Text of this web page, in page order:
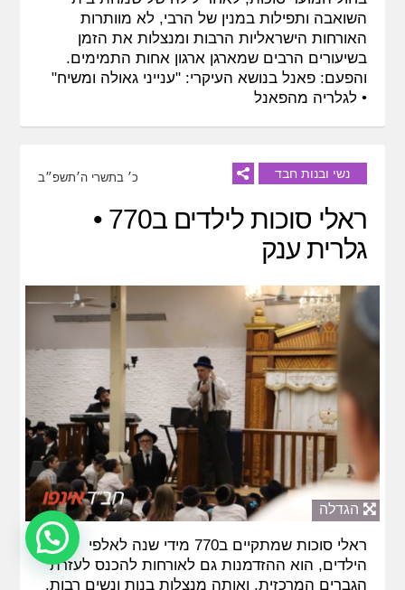
השואבה ותפילות במנין של הרבי, לא מוותרות
האורחות הישראליות הרבות ומנצלות את הזמן
בשיעורים הרבים שמארגן ארגון אחות התמימים.
והפעם: פאנל בנושא העיקרי: "ענייני גאולה ומשיח"
•לגלריה מהפאנל
נשי ובנות חבד כ׳ בתשרי ה׳תשפ״ב
ראלי סוכות לילדים ב770 •
גלרית ענק
הגדלה
ראלי סוכות שמתקיים ב770 מידי שנה לאלפי
הילדים, הוא ההזדמנות גם לאורחות להכנס לעזרת
הגברים המרכזית, ואותה מנצלות בנות ונשים רבות.